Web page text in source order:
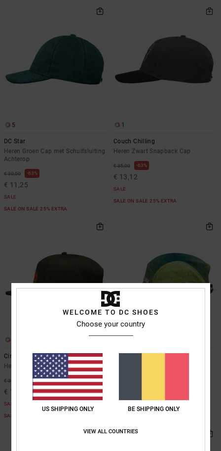
5
DC Star
Heren Groen Cap met Schuifsluiting
Achterop
€ 30,00 63%
€ 11,25
SALE
SALE ON SALE 25% EXTRA
1
Couch Chilling
Heren Zwart Snapback Cap
€ 35,00 63%
€ 13,12
SALE
SALE ON SALE 25% EXTRA
Circle Bound
Heren Groen Cap
€ 35,00 63%
€ 13,12
SALE
SALE ON SALE 25% EXTRA
WELCOME TO DC SHOES
Choose your country
US SHIPPING ONLY BE SHIPPING ONLY
VIEW ALL COUNTRIES